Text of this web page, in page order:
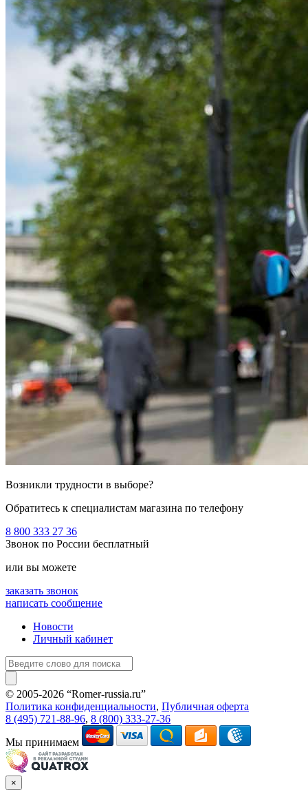
Возникли трудности в выборе?
Обратитесь к специалистам магазина по телефону
8 800 333 27 36
Звонок по России бесплатный
или вы можете
заказать звонок
написать сообщение
Новости
Личный кабинет
© 2005-2026 “Romer-russia.ru”
Политика конфиденциальности, Публичная оферта
8 (495) 721-88-96, 8 (800) 333-27-36
Мы принимаем
×